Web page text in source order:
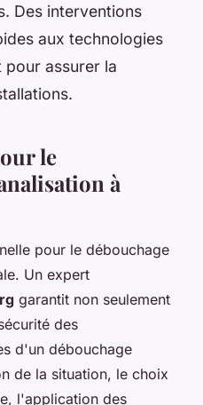
Des interventions
aux technologies
assurer la
le
à
pour le débouchage
Un expert
garantit non seulement
des
d'un débouchage
de la situation, le choix
l'application des